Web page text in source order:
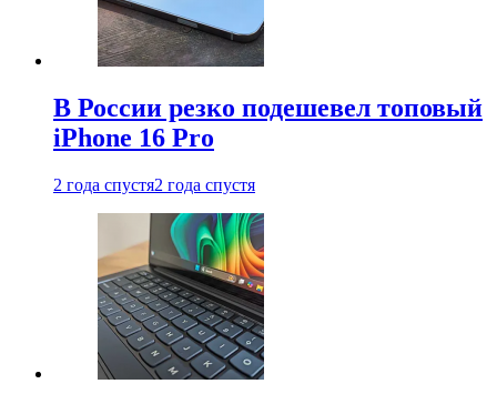
В России резко подешевел топовый
iPhone 16 Pro
2 года спустя2 года спустя